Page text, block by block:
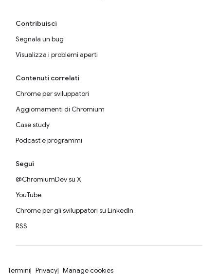
Contribuisci
Segnala un bug
Visualizza i problemi aperti
Contenuti correlati
Chrome per sviluppatori
Aggiornamenti di Chromium
Case study
Podcast e programmi
Segui
@ChromiumDev su X
YouTube
Chrome per gli sviluppatori su LinkedIn
RSS
Termini Privacy Manage cookies